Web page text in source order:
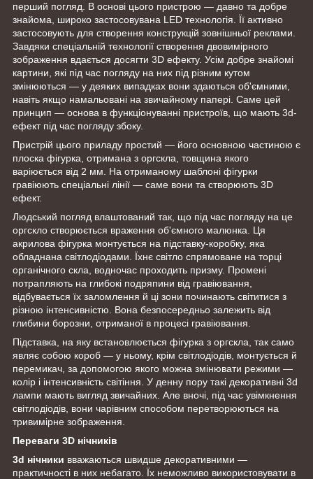
перший погляд. В основі цього пристрою — давно та добре
знайома, широко застосовувана LED технологія. Її активно
застосовують для створення конструкцій зовнішньої реклами.
Завдяки спеціальній технології створення двовимірного
зображення вдається досягти 3D ефекту. Усім добре знайомі
картини, які під час погляду на них під різним кутом
змінюються — у деяких випадках вони здаються об'ємними,
навіть якщо намальовані на звичайному папері. Саме цей
принцип — основа в функціонуванні пристроїв, що мають 3d-
ефект під час погляду збоку.
Пристрій цього приладу простий — його основною частиною є
плоска фігурка, отримана з оргскла, товщина якого
варіюється від 2 мм. На отриманому шаблоні фігурки
гравіюють спеціальні лінії — саме вони та створюють 3D
ефект.
Людський погляд влаштований так, що під час погляду на це
оргскло створюється враження об'ємного малюнка. Ця
акрилова фігурка монтується на підставку-коробку, яка
обладнана світлодіодами. Їхнє світло спрямоване на торці
органічного скла, водночас проходить призму. Промені
потрапляють на глибокі подряпини від гравіювання,
відбувається їх заломлення й ці зони починають світитися з
різною інтенсивністю. Вона безпосередньо залежить від
глибини борозни, отриманої в процесі гравіювання.
Підставка, на яку встановлюється фігурка з оргскла, так само
являє собою короб — у ньому, крім світлодіодів, монтується й
перемикач, за допомогою якого можна змінювати режими —
колір і інтенсивність світіння. У денну пору такі декоративні 3d
лампи мають вигляд звичайних. Але вночі, під час увімкнення
світлодіодів, вони чарівним способом перетворюються на
тривимірне зображення.
Переваги 3D нічників
3d нічники вважаються швидше декоративними —
практичності в них небагато. Їх неможливо використовувати в